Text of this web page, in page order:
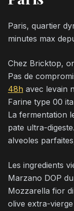
Paris, quartier
minutes max
Chez Bricktop,
Pas de
48h avec levain
Farine type 00
La fermentation
pate ultra-
alveoles
Les ingredients
Marzano DOP
Mozzarella fior
olive extra-